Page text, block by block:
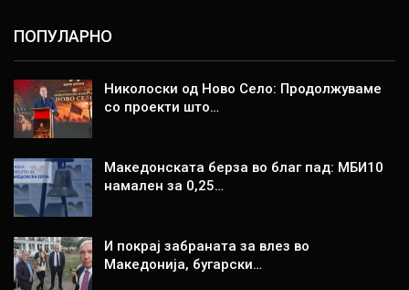
ПОПУЛАРНО
Николоски од Ново Село: Продолжуваме
со проекти што…
Македонската берза во благ пад: МБИ10
намален за 0,25…
И покрај забраната за влез во
Македонија, бугарски…